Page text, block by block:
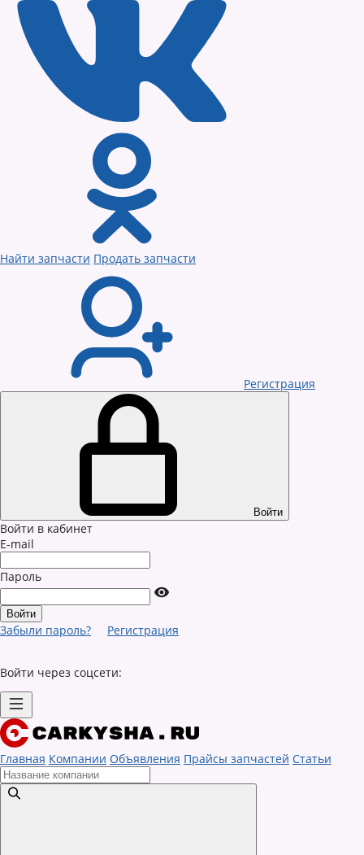
Найти запчасти Продать запчасти
Регистрация
Войти
Войти в кабинет
E-mail
Пароль
Забыли пароль? Регистрация
Войти через соцсети:
Главная Компании Объявления Прайсы запчастей Статьи